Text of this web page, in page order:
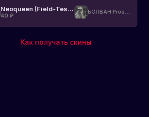
Neoqueen (Field-Tested)
40 ₽
БОЛВАН Prostoj
Как получать скины